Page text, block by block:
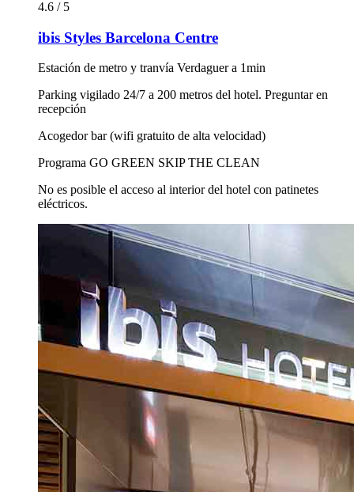
4.6 / 5
ibis Styles Barcelona Centre
Estación de metro y tranvía Verdaguer a 1min
Parking vigilado 24/7 a 200 metros del hotel. Preguntar en
recepción
Acogedor bar (wifi gratuito de alta velocidad)
Programa GO GREEN SKIP THE CLEAN
No es posible el acceso al interior del hotel con patinetes
eléctricos.